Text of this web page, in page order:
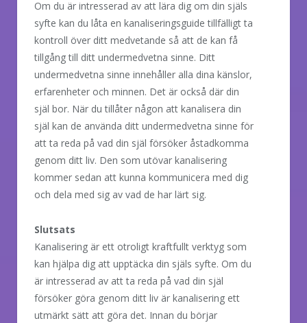
Om du är intresserad av att lära dig om din själs
syfte kan du låta en kanaliseringsguide tillfälligt ta
kontroll över ditt medvetande så att de kan få
tillgång till ditt undermedvetna sinne. Ditt
undermedvetna sinne innehåller alla dina känslor,
erfarenheter och minnen. Det är också där din
själ bor. När du tillåter någon att kanalisera din
själ kan de använda ditt undermedvetna sinne för
att ta reda på vad din själ försöker åstadkomma
genom ditt liv. Den som utövar kanalisering
kommer sedan att kunna kommunicera med dig
och dela med sig av vad de har lärt sig.
Slutsats
Kanalisering är ett otroligt kraftfullt verktyg som
kan hjälpa dig att upptäcka din själs syfte. Om du
är intresserad av att ta reda på vad din själ
försöker göra genom ditt liv är kanalisering ett
utmärkt sätt att göra det. Innan du börjar